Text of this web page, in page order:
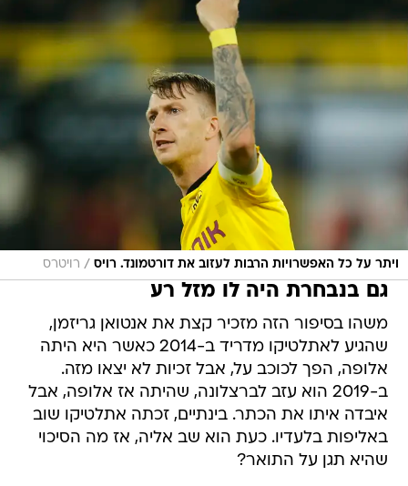
ויתר על כל האפשרויות הרבות לעזוב את דורטמונד. רויס / רויטרס
גם בנבחרת היה לו מזל רע
משהו בסיפור הזה מזכיר קצת את אנטואן גריזמן,
שהגיע לאתלטיקו מדריד ב-2014 כאשר היא היתה
אלופה, הפך לכוכב על, אבל זכיות לא יצאו מזה.
ב-2019 הוא עזב לברצלונה, שהיתה אז אלופה, אבל
איבדה איתו את הכתר. בינתיים, זכתה אתלטיקו שוב
באליפות בלעדיו. כעת הוא שב אליה, אז מה הסיכוי
שהיא תגן על התואר?